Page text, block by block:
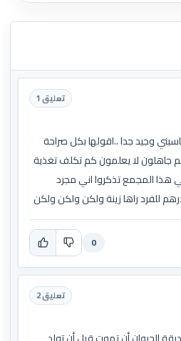
تعليق 1
هذا يناسبني وجيد جدا ..اقولها بكل صراحة
جاهلون لا يعلمون كم تكلف تغذية
هذا المجمع تذكروا اني مجرد
0
تعليق 2